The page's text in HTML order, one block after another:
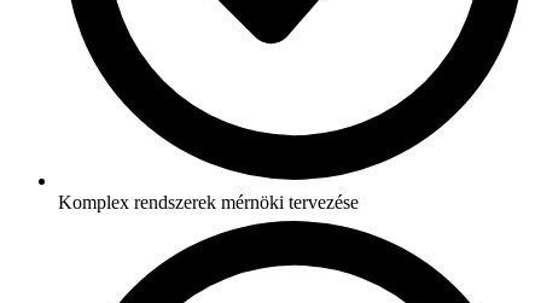
Komplex rendszerek mérnöki tervezése